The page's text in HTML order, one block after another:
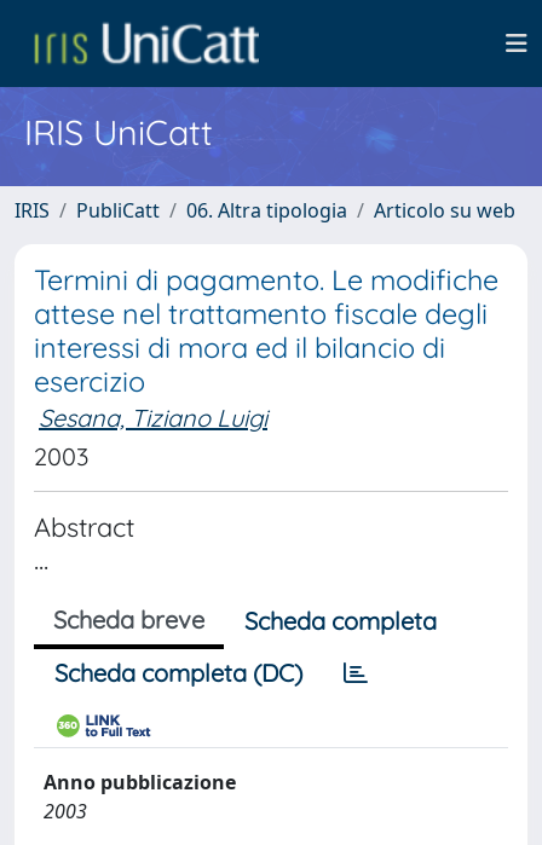
IRIS UniCatt
IRIS PubliCatt 06. Altra tipologia Articolo su web
Termini di pagamento. Le modifiche
attese nel trattamento fiscale degli
interessi di mora ed il bilancio di
esercizio
Sesana, Tiziano Luigi
2003
Abstract
...
Scheda breve
Scheda completa
Scheda completa (DC)
Anno pubblicazione
2003